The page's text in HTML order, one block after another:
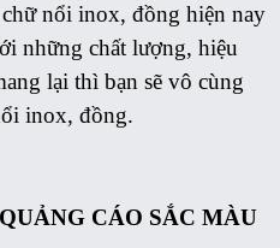
nổi inox, đồng hiện nay
những chất lượng, hiệu
lại thì bạn sẽ vô cùng
inox, đồng.
CÁO SẮC MÀU